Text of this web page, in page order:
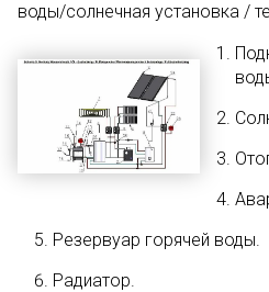
воды/солнечная установка /
Резервуар горячей воды.
Радиатор.